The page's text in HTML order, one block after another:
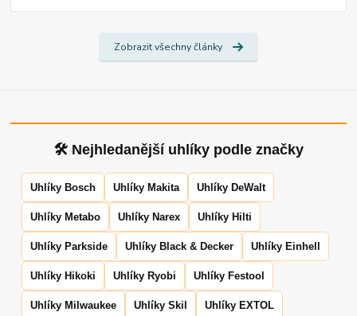
Zobrazit všechny články
🛠 Nejhledanější uhlíky podle značky
Uhlíky Bosch Uhlíky Makita Uhlíky DeWalt
Uhlíky Metabo Uhlíky Narex Uhlíky Hilti
Uhlíky Parkside Uhlíky Black & Decker Uhlíky Einhell
Uhlíky Hikoki Uhlíky Ryobi Uhlíky Festool
Uhlíky Milwaukee Uhlíky Skil Uhlíky EXTOL